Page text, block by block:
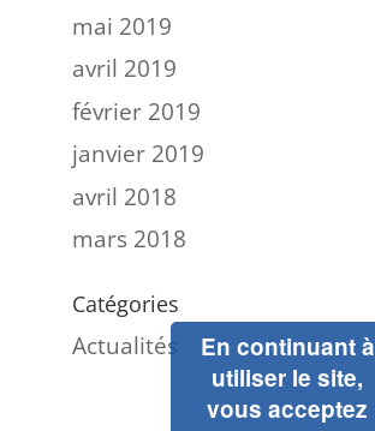
mai 2019
avril 2019
février 2019
janvier 2019
avril 2018
mars 2018
Catégories
Actualités
En continuant à
utiliser le site,
vous acceptez